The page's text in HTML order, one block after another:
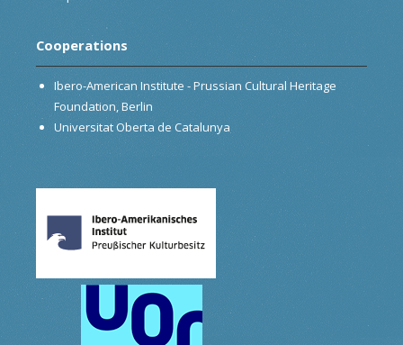
Cooperations
Ibero-American Institute - Prussian Cultural Heritage
Foundation, Berlin
Universitat Oberta de Catalunya